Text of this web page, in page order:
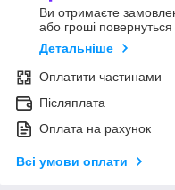
Ви отримаєте
або гроші
Детальніше
Оплатити частинами
Післяплата
Оплата на рахунок
Всі умови оплати